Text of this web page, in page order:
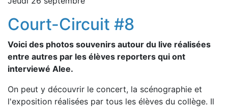
Court-Circuit #8
Voici des photos souvenirs autour du live réalisées
entre autres par les élèves reporters qui ont
interviewé Alee.
On peut y découvrir le concert, la scénographie et
l'exposition réalisées par tous les élèves du collège. Il